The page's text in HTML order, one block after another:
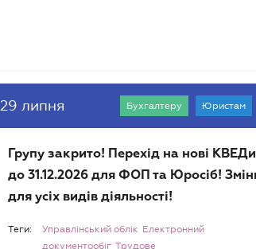
29 липня Бухгалтеру Юристам
Групу закрито! Перехід на нові КВЕДи
до 31.12.2026 для ФОП та Юросіб!
для усіх видів діяльності!
Теги: Управлінський облік Електронний
документообіг Трудове